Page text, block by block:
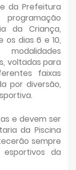
da Prefeitura
da Criança,
os dias 6 e 10,
voltadas para
faixas
por diversão,
e devem ser
da Piscina
sempre
da